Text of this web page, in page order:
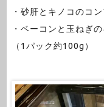
・砂肝とキノコのコ
・ベーコンと玉ねぎ
（1パック約100g）